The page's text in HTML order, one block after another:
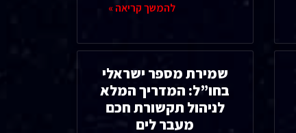
להמשך קריאה »
שמירת מספר ישראלי
בחו”ל: המדריך המלא
לניהול תקשורת חכם
מעבר לים